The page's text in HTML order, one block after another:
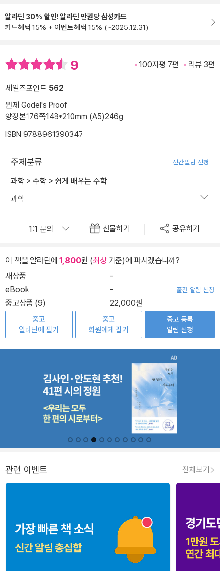
알라딘 30% 할인! 알라딘 만권당 삼성카드
카드혜택 15% + 이벤트혜택 15% (~2025.12.31)
9 100자평 7편 리뷰 3편
세일즈포인트 562
원제 Godel's Proof
양장본176쪽148*210mm (A5)246g
ISBN 9788961390347
주제분류 신간알림 신청
과학 > 수학 > 쉽게 배우는 수학
과학
선물하기 공유하기
이 책을 알라딘에 1,800원 (최상기준)에 파시겠습니까?
새상품
-
eBook
- 출간 알림 신청
중고상품 (9) 22,000원
중고
알라딘에 팔기
중고
회원에게 팔기
중고 등록
알림 신청
관련 이벤트 전체보기